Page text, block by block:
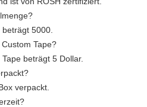
5000.
Tape?
beträgt 5 Dollar.
verpackt.